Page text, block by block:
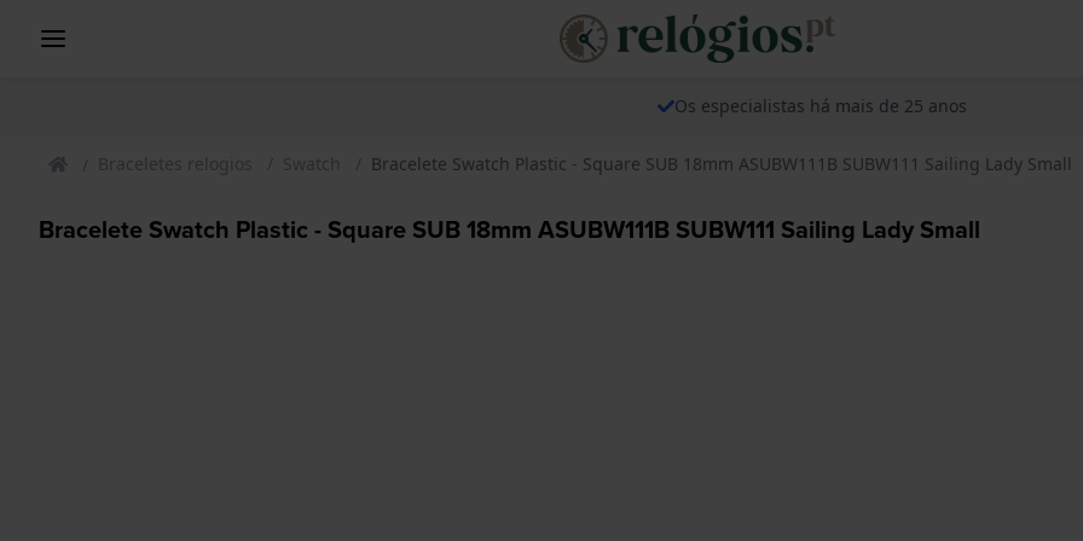
Os especialistas há mais de 25 anos
Braceletes relogios Swatch Bracelete Swatch Plastic - Square SUB 18mm ASUBW111B SUBW111 Sailing Lady Small
Bracelete Swatch Plastic - Square SUB 18mm ASUBW111B SUBW111 Sailing Lady Small